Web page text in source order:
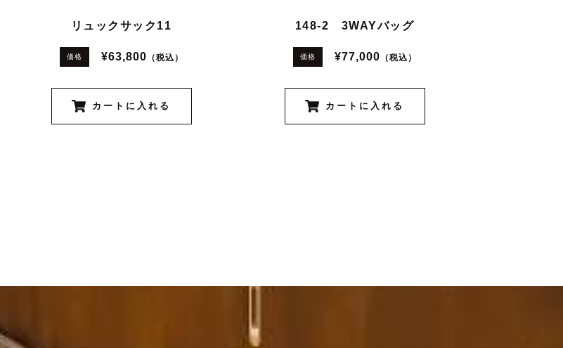
リュックサック11
価格 ¥63,800 （税込）
カートに入れる
148-2 3WAYバッグ
価格 ¥77,000 （税込）
カートに入れる